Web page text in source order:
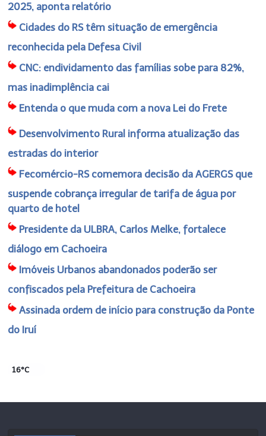
2025, aponta relatório
Cidades do RS têm situação de emergência
reconhecida pela Defesa Civil
CNC: endividamento das famílias sobe para 82%,
mas inadimplência cai
Entenda o que muda com a nova Lei do Frete
Desenvolvimento Rural informa atualização das
estradas do interior
Fecomércio-RS comemora decisão da AGERGS que
suspende cobrança irregular de tarifa de água por
quarto de hotel
Presidente da ULBRA, Carlos Melke, fortalece
diálogo em Cachoeira
Imóveis Urbanos abandonados poderão ser
confiscados pela Prefeitura de Cachoeira
Assinada ordem de início para construção da Ponte
do Iruí
16°C